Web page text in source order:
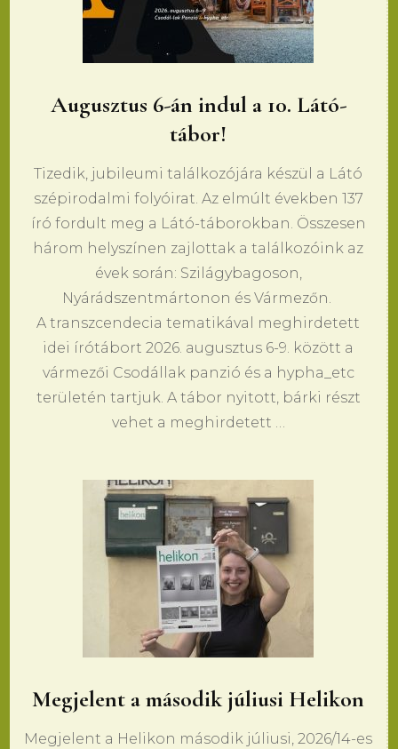
Augusztus 6-án indul a 10. Látó-
tábor!
Tizedik, jubileumi találkozójára készül a Látó
szépirodalmi folyóirat. Az elmúlt években 137
író fordult meg a Látó-táborokban. Összesen
három helyszínen zajlottak a találkozóink az
évek során: Szilágybagoson,
Nyárádszentmártonon és Vármezőn.
A transzcendecia tematikával meghirdetett
idei írótábort 2026. augusztus 6-9. között a
vármezői Csodállak panzió és a hypha_etc
területén tartjuk. A tábor nyitott, bárki részt
vehet a meghirdetett …
Megjelent a második júliusi Helikon
Megjelent a Helikon második júliusi, 2026/14-es